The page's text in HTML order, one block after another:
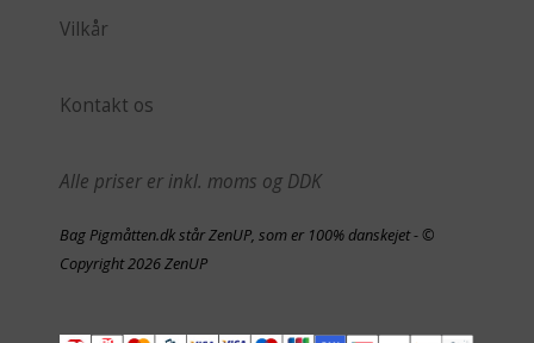
Vilkår
Kontakt os
Alle priser er inkl. moms og DDK
Bag Pigmåtten.dk står ZenUP, som er 100% danskejet - ©
Copyright 2026 ZenUP